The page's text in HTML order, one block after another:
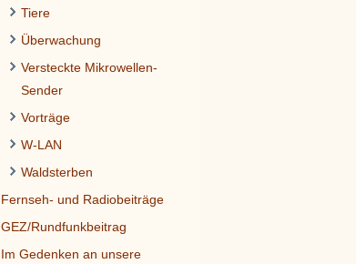
Tiere
Überwachung
Versteckte Mikrowellen-
Sender
Vorträge
W-LAN
Waldsterben
Fernseh- und Radiobeiträge
GEZ/Rundfunkbeitrag
Im Gedenken an unsere